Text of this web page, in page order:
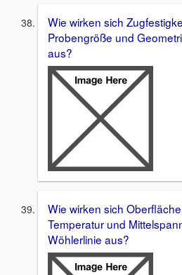
Wie wirken sich
Probengröße und
aus?
Wie wirken sich
Temperatur und
Wöhlerlinie aus?